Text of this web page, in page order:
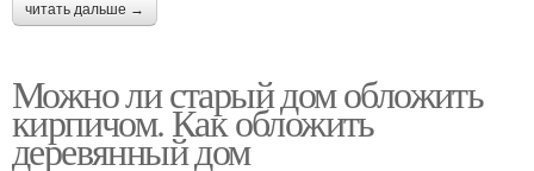
читать дальше →
Можно ли старый дом обложить
кирпичом. Как обложить
деревянный дом